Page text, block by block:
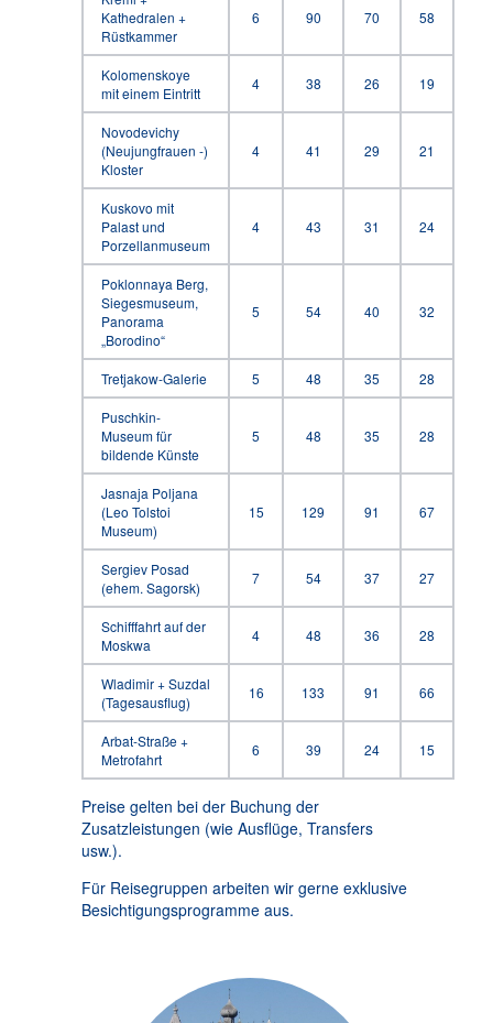
Kathedralen +
Rüstkammer
6 90 70 58
Kolomenskoye
mit einem Eintritt
4 38 26 19
Novodevichy
(Neujungfrauen -)
Kloster
4 41 29 21
Kuskovo mit
Palast und
Porzellanmuseum
4 43 31 24
Poklonnaya Berg,
Siegesmuseum,
Panorama
„Borodino“
5 54 40 32
Tretjakow-Galerie 5 48 35 28
Puschkin-
Museum für
bildende Künste
5 48 35 28
Jasnaja Poljana
(Leo Tolstoi
Museum)
15 129 91 67
Sergiev Posad
(ehem. Sagorsk)
7 54 37 27
Schifffahrt auf der
Moskwa
4 48 36 28
Wladimir + Suzdal
(Tagesausflug)
16 133 91 66
Arbat-Straße +
Metrofahrt
6 39 24 15
Preise gelten bei der Buchung der
Zusatzleistungen (wie Ausflüge, Transfers
usw.).
Für Reisegruppen arbeiten wir gerne exklusive
Besichtigungsprogramme aus.